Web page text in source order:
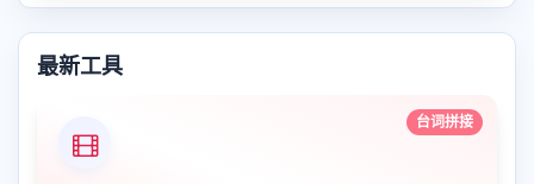
最新工具
台词拼接